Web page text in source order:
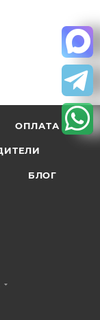
ОПЛАТА
БЛОГ